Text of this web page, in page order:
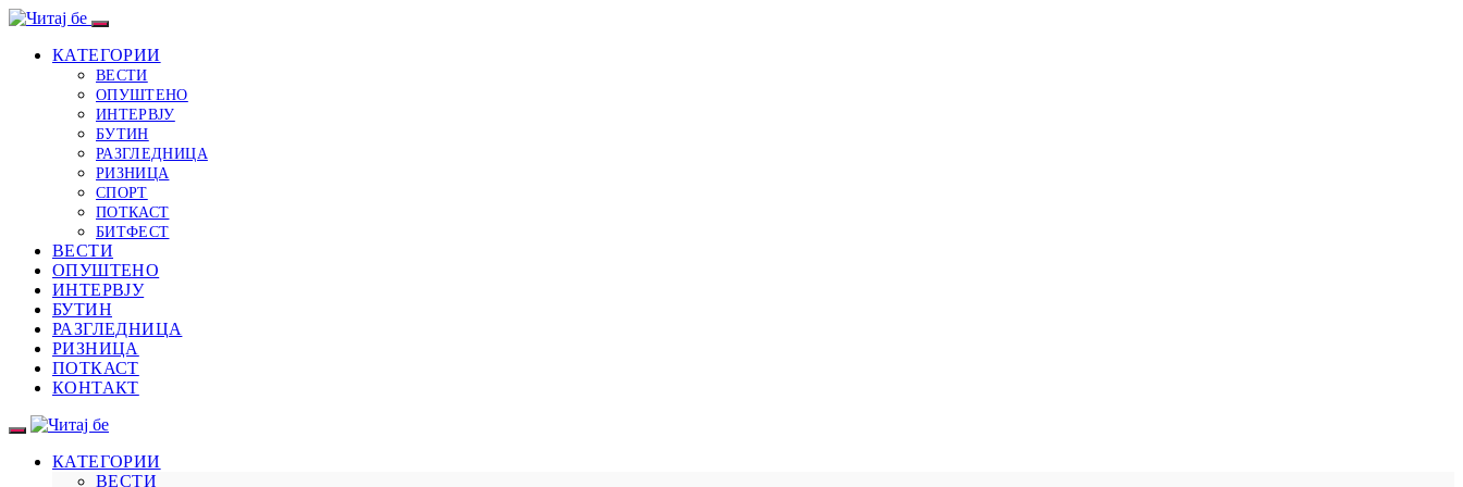
КАТЕГОРИИ
ВЕСТИ
ОПУШТЕНО
ИНТЕРВЈУ
БУТИН
РАЗГЛЕДНИЦА
РИЗНИЦА
СПОРТ
ПОТКАСТ
БИТФЕСТ
ВЕСТИ
ОПУШТЕНО
ИНТЕРВЈУ
БУТИН
РАЗГЛЕДНИЦА
РИЗНИЦА
ПОТКАСТ
КОНТАКТ
КАТЕГОРИИ
ВЕСТИ